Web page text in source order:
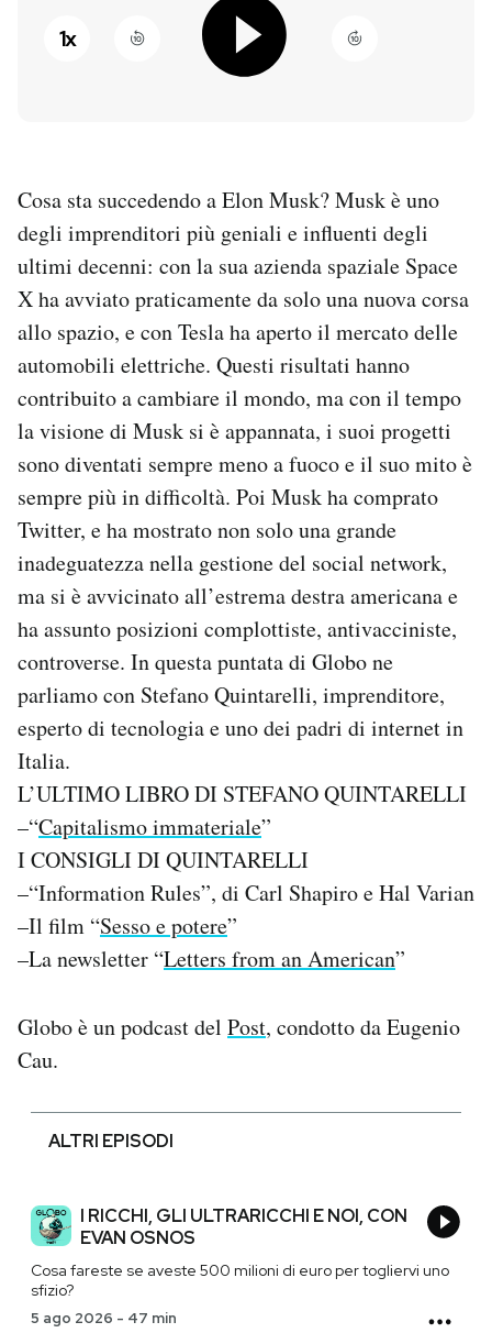
PODCAST
I MIEI PREFERITI
SHOP
CALENDARIO
AREA PERSONALE
1x
Cosa sta succedendo a Elon Musk? Musk è uno
degli imprenditori più geniali e influenti degli
ultimi decenni: con la sua azienda spaziale Space
X ha avviato praticamente da solo una nuova corsa
allo spazio, e con Tesla ha aperto il mercato delle
automobili elettriche. Questi risultati hanno
contribuito a cambiare il mondo, ma con il tempo
la visione di Musk si è appannata, i suoi progetti
sono diventati sempre meno a fuoco e il suo mito è
sempre più in difficoltà. Poi Musk ha comprato
Twitter, e ha mostrato non solo una grande
inadeguatezza nella gestione del social network,
ma si è avvicinato all’estrema destra americana e
ha assunto posizioni complottiste, antivacciniste,
controverse. In questa puntata di Globo ne
parliamo con Stefano Quintarelli, imprenditore,
esperto di tecnologia e uno dei padri di internet in
Italia.
L’ULTIMO LIBRO DI STEFANO QUINTARELLI
–“Capitalismo immateriale”
I CONSIGLI DI QUINTARELLI
–“Information Rules”, di Carl Shapiro e Hal Varian
–Il film “Sesso e potere”
–La newsletter “Letters from an American”
Globo è un podcast del Post, condotto da Eugenio
Cau.
ALTRI EPISODI
I RICCHI, GLI ULTRARICCHI E NOI, CON
EVAN OSNOS
Cosa fareste se aveste 500 milioni di euro per togliervi uno
sfizio?
5 ago 2026 - 47 min